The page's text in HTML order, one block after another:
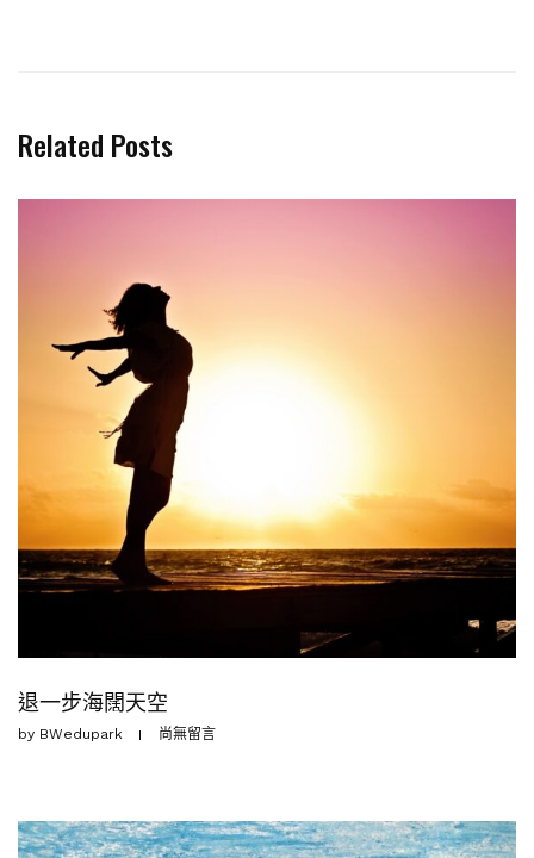
Related Posts
退一步海闊天空
by BWedupark 尚無留言